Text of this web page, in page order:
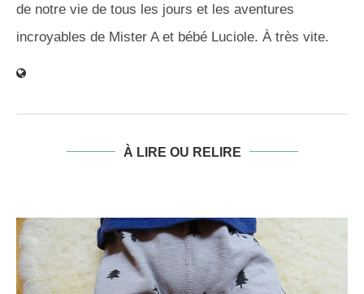
de notre vie de tous les jours et les aventures
incroyables de Mister A et bébé Luciole. À très vite.
À LIRE OU RELIRE